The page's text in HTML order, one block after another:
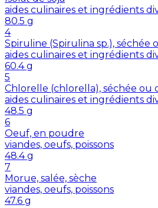
aides culinaires et ingrédients
80.5 g
4
Spiruline (Spirulina sp.), séchée
aides culinaires et ingrédients
60.4 g
5
Chlorelle (chlorella), séchée ou
aides culinaires et ingrédients
48.5 g
6
Oeuf, en poudre
viandes, oeufs, poissons
48.4 g
7
Morue, salée, sèche
viandes, oeufs, poissons
47.6 g